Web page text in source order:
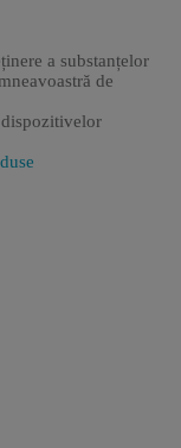
a substanțelor
de
dispozitivelor